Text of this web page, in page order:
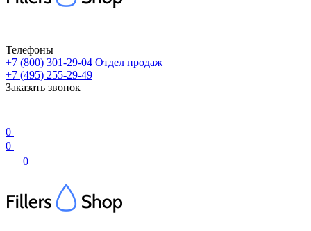
Телефоны
+7 (800) 301-29-04 Отдел продаж
+7 (495) 255-29-49
Заказать звонок
0
0
0